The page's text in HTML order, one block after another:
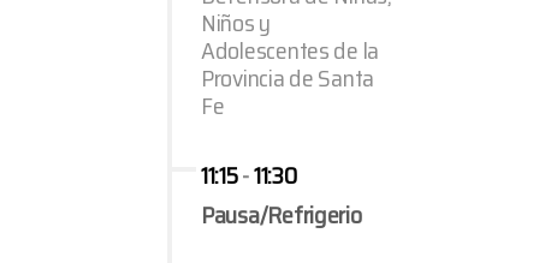
Niños y
Adolescentes de la
Provincia de Santa
Fe
11:15-11:30
Pausa/Refrigerio